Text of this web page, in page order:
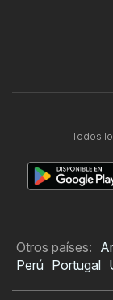
Todos
Otros países:
Perú Portugal